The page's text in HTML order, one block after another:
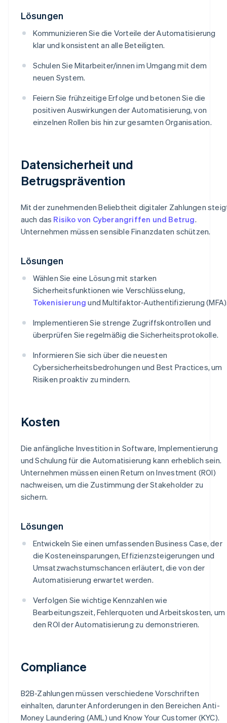
Lösungen
Kommunizieren Sie die Vorteile der Automatisierung
klar und konsistent an alle Beteiligten.
Schulen Sie Mitarbeiter/innen im Umgang mit dem
neuen System.
Feiern Sie frühzeitige Erfolge und betonen Sie die
positiven Auswirkungen der Automatisierung, von
einzelnen Rollen bis hin zur gesamten Organisation.
Datensicherheit und
Betrugsprävention
Mit der zunehmenden Beliebtheit digitaler Zahlungen
auch das Risiko von Cyberangriffen und Betrug.
Unternehmen müssen sensible Finanzdaten schützen.
Lösungen
Wählen Sie eine Lösung mit starken
Sicherheitsfunktionen wie Verschlüsselung,
Tokenisierung und Multifaktor-Authentifizierung
Implementieren Sie strenge Zugriffskontrollen und
überprüfen Sie regelmäßig die Sicherheitsprotokolle.
Informieren Sie sich über die neuesten
Cybersicherheitsbedrohungen und Best Practices, um
Risiken proaktiv zu mindern.
Kosten
Die anfängliche Investition in Software, Implementierung
und Schulung für die Automatisierung kann erheblich sein.
Unternehmen müssen einen Return on Investment (ROI)
nachweisen, um die Zustimmung der Stakeholder zu
sichern.
Lösungen
Entwickeln Sie einen umfassenden Business Case, der
die Kosteneinsparungen, Effizienzsteigerungen und
Umsatzwachstumschancen erläutert, die von der
Automatisierung erwartet werden.
Verfolgen Sie wichtige Kennzahlen wie
Bearbeitungszeit, Fehlerquoten und Arbeitskosten, um
den ROI der Automatisierung zu demonstrieren.
Compliance
B2B-Zahlungen müssen verschiedene Vorschriften
einhalten, darunter Anforderungen in den Bereichen Anti-
Money Laundering (AML) und Know Your Customer (KYC).